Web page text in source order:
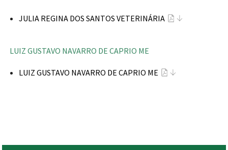
JULIA REGINA DOS SANTOS VETERINÁRIA
LUIZ GUSTAVO NAVARRO DE CAPRIO ME
LUIZ GUSTAVO NAVARRO DE CAPRIO ME